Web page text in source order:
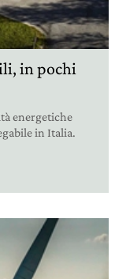
in pochi
energetiche
in Italia.